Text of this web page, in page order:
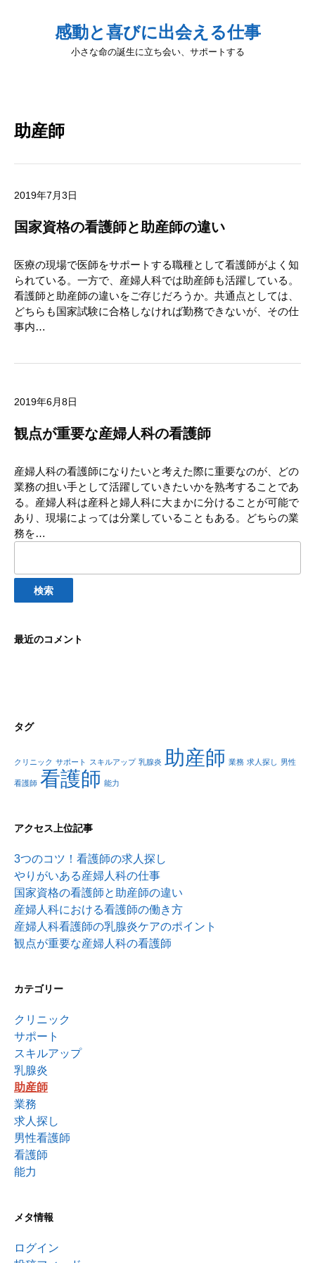
感動と喜びに出会える仕事
小さな命の誕生に立ち会い、サポートする
最近のコメント
タグ
クリニック サポート スキルアップ 乳腺炎 助産師 業務 求人探し 男性
看護師 看護師 能力
アクセス上位記事
3つのコツ！看護師の求人探し
やりがいある産婦人科の仕事
国家資格の看護師と助産師の違い
産婦人科における看護師の働き方
産婦人科看護師の乳腺炎ケアのポイント
観点が重要な産婦人科の看護師
カテゴリー
クリニック
サポート
スキルアップ
乳腺炎
助産師
業務
求人探し
男性看護師
看護師
能力
メタ情報
ログイン
助産師
2019年7月3日
国家資格の看護師と助産師の違い
医療の現場で医師をサポートする職種として看護師がよく知
られている。一方で、産婦人科では助産師も活躍している。
看護師と助産師の違いをご存じだろうか。共通点としては、
どちらも国家試験に合格しなければ勤務できないが、その仕
事内…
2019年6月8日
観点が重要な産婦人科の看護師
産婦人科の看護師になりたいと考えた際に重要なのが、どの
業務の担い手として活躍していきたいかを熟考することであ
る。産婦人科は産科と婦人科に大まかに分けることが可能で
あり、現場によっては分業していることもある。どちらの業
務を…